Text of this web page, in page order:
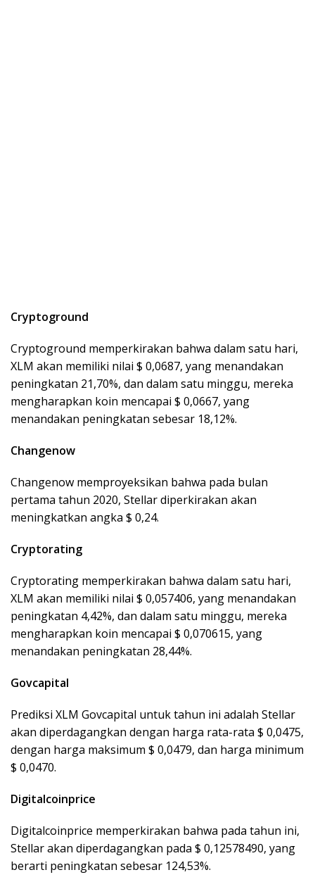
Cryptoground
Cryptoground memperkirakan bahwa dalam satu hari,
XLM akan memiliki nilai $ 0,0687, yang menandakan
peningkatan 21,70%, dan dalam satu minggu, mereka
mengharapkan koin mencapai $ 0,0667, yang
menandakan peningkatan sebesar 18,12%.
Changenow
Changenow memproyeksikan bahwa pada bulan
pertama tahun 2020, Stellar diperkirakan akan
meningkatkan angka $ 0,24.
Cryptorating
Cryptorating memperkirakan bahwa dalam satu hari,
XLM akan memiliki nilai $ 0,057406, yang menandakan
peningkatan 4,42%, dan dalam satu minggu, mereka
mengharapkan koin mencapai $ 0,070615, yang
menandakan peningkatan 28,44%.
Govcapital
Prediksi XLM Govcapital untuk tahun ini adalah Stellar
akan diperdagangkan dengan harga rata-rata $ 0,0475,
dengan harga maksimum $ 0,0479, dan harga minimum
$ 0,0470.
Digitalcoinprice
Digitalcoinprice memperkirakan bahwa pada tahun ini,
Stellar akan diperdagangkan pada $ 0,12578490, yang
berarti peningkatan sebesar 124,53%.